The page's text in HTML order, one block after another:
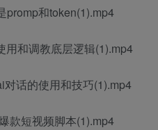
promp和token(1).mp4
用和调教底层逻辑(1).mp4
话的使用和技巧(1).mp4
款短视频脚本(1).mp4